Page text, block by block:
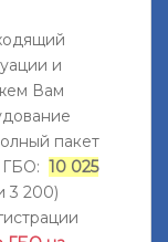
и
Вам
пакет
ГБО: 10 025
3 200)